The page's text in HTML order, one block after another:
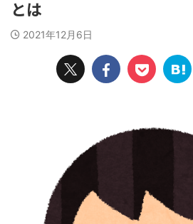
とは
2021年12月6日